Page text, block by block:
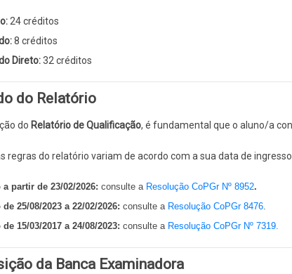
24 créditos
8 créditos
Direto:32 créditos
do Relatório
do Relatório de Qualificação, é fundamental que o aluno/a
regras do relatório variam de acordo com a sua data de
a partir de 23/02/2026: consulte a Resolução CoPGr Nº 8952.
de 25/08/2023 a 22/02/2026: consulte a Resolução CoPGr 8476.
de 15/03/2017 a 24/08/2023: consulte a Resolução CoPGr Nº 7319.
da Banca Examinadora